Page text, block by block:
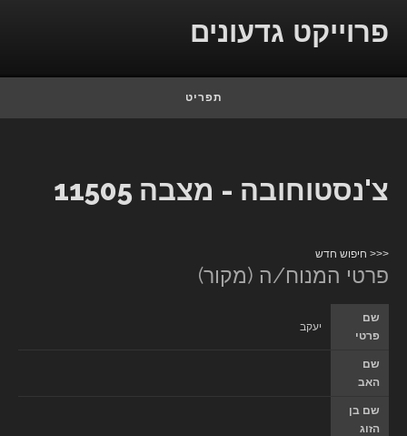
פרוייקט גדעונים
תפריט
צ'נסטוחובה - מצבה 11505
<<< חיפוש חדש
פרטי המנוח/ה (מקור)
שם
פרטי
יעקב
שם
האב
שם בן
הזוג